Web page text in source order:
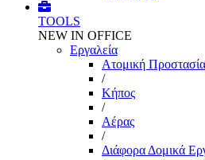
TOOLS
NEW IN OFFICE
Εργαλεία
Aτομική Προστασία
/
Kήπος
/
Αέρας
/
Διάφορα Δομικά